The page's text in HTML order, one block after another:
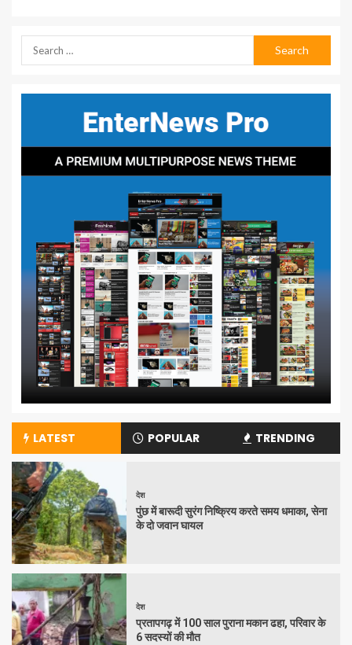
LATEST POPULAR TRENDING
देश
पुंछ में बारूदी सुरंग निष्क्रिय करते समय धमाका, सेना
के दो जवान घायल
देश
प्रतापगढ़ में 100 साल पुराना मकान ढहा, परिवार के
6 सदस्यों की मौत